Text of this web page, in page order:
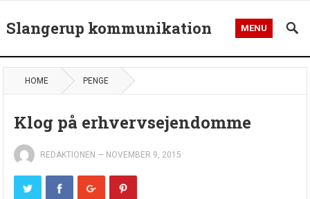
Slangerup kommunikation MENU
HOME PENGE
Klog på erhvervsejendomme
REDAKTIONEN — NOVEMBER 9, 2015